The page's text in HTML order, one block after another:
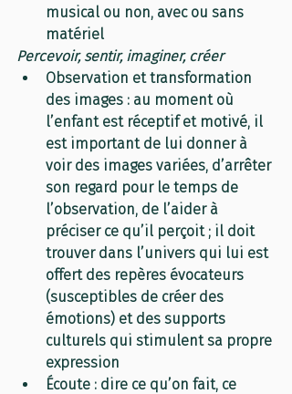
musical ou non, avec ou sans
matériel
Percevoir, sentir, imaginer, créer
Observation et transformation
des images : au moment où
l’enfant est réceptif et motivé, il
est important de lui donner à
voir des images variées, d’arrêter
son regard pour le temps de
l’observation, de l’aider à
préciser ce qu’il perçoit ; il doit
trouver dans l’univers qui lui est
offert des repères évocateurs
(susceptibles de créer des
émotions) et des supports
culturels qui stimulent sa propre
expression
Écoute : dire ce qu’on fait, ce